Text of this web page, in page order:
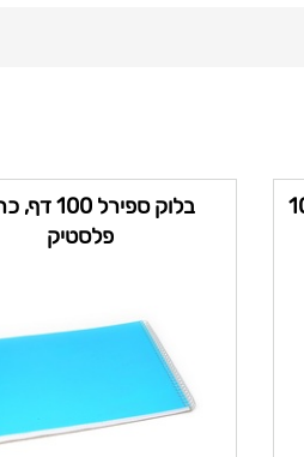
מגיע במארז 10
בלוק ספירל
פלסטיק